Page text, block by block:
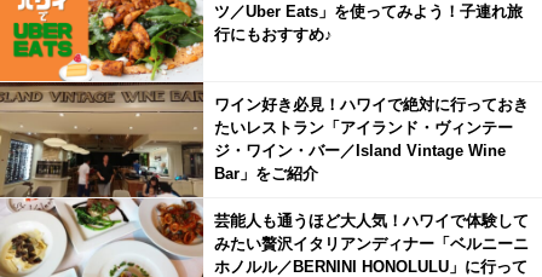
ツ／Uber Eats」を使ってみよう！子連れ旅
行にもおすすめ♪
ワイン好き必見！ハワイで絶対に行っておき
たいレストラン「アイランド・ヴィンテー
ジ・ワイン・バー／Island Vintage Wine
Bar」をご紹介
芸能人も通うほど大人気！ハワイで体験して
みたい贅沢イタリアンディナー「ベルニーニ
ホノルル／BERNINI HONOLULU」に行って